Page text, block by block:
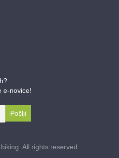
e-novice!
I agree terms and conditions.*
All rights reserved.